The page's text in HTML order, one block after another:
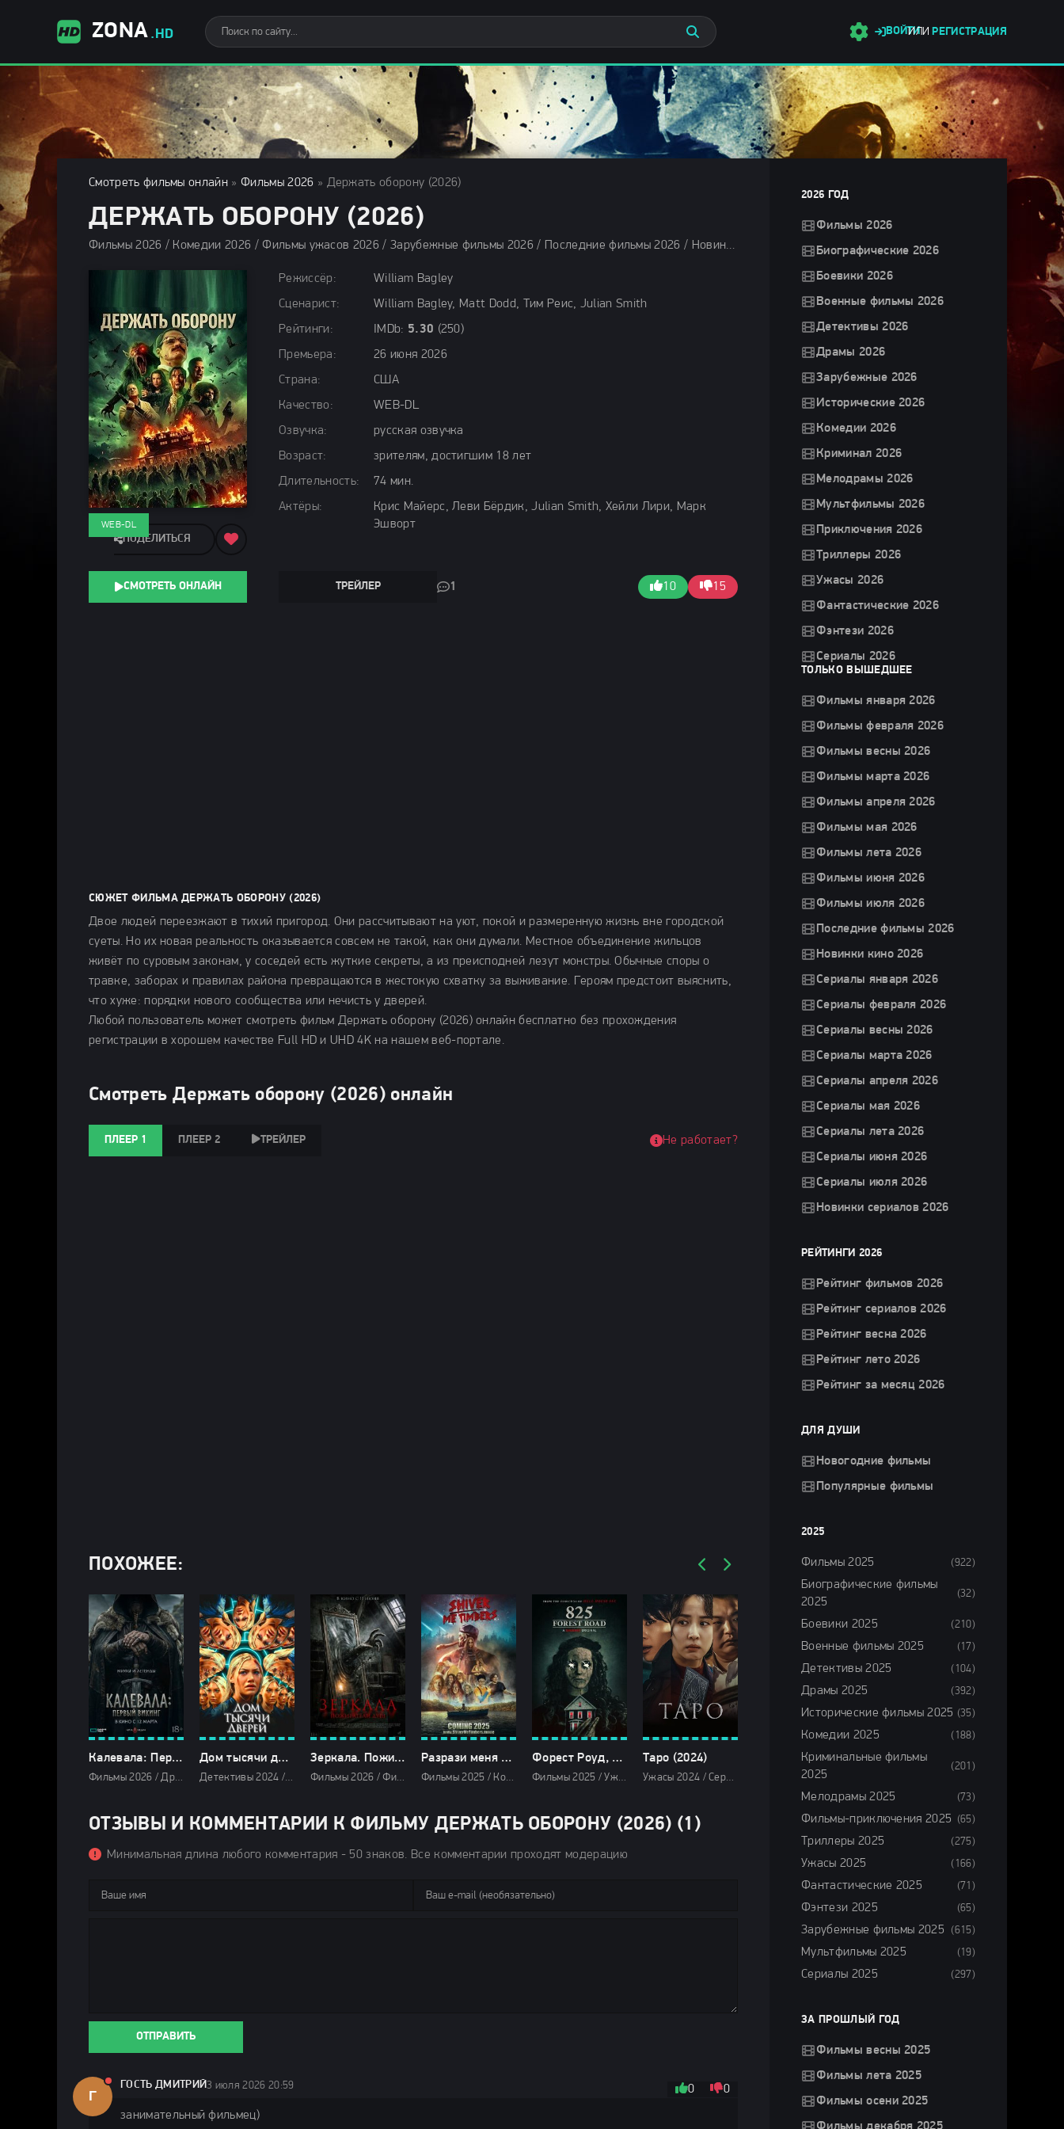
ZONA .HD ВОЙТИ
ИЛИ РЕГИСТРАЦИЯ
Смотреть фильмы онлайн » Фильмы 2026 » Держать оборону (2026)
ДЕРЖАТЬ ОБОРОНУ (2026)
Фильмы 2026 / Комедии 2026 / Фильмы ужасов 2026 / Зарубежные фильмы 2026 / Последние фильмы 2026 / Новинки кино 2026 / Фильмы июня 2026 / Фильмы лета 2026 / Смотреть фильмы онлайн
Режиссёр:
William Bagley
Сценарист:
William Bagley, Matt Dodd, Тим Реис, Julian Smith
Рейтинги:
IMDb: 5.30 (250)
Премьера:
26 июня 2026
Страна:
США
Качество:
WEB-DL
Озвучка:
русская озвучка
Возраст:
зрителям, достигшим 18 лет
Длительность:
74 мин.
Актёры:
Крис Майерс, Леви Бёрдик, Julian Smith, Хейли Лири, Марк
Эшворт
ТРЕЙЛЕР 1 10 15
WEB-DL
ПОДЕЛИТЬСЯ
СМОТРЕТЬ ОНЛАЙН
СЮЖЕТ ФИЛЬМА ДЕРЖАТЬ ОБОРОНУ (2026)
Двое людей переезжают в тихий пригород. Они рассчитывают на уют, покой и размеренную жизнь вне городской
суеты. Но их новая реальность оказывается совсем не такой, как они думали. Местное объединение жильцов
живёт по суровым законам, у соседей есть жуткие секреты, а из преисподней лезут монстры. Обычные споры о
травке, заборах и правилах района превращаются в жестокую схватку за выживание. Героям предстоит выяснить,
что хуже: порядки нового сообщества или нечисть у дверей.
Любой пользователь может смотреть фильм Держать оборону (2026) онлайн бесплатно без прохождения
регистрации в хорошем качестве Full HD и UHD 4K на нашем веб-портале.
Смотреть Держать оборону (2026) онлайн
ПЛЕЕР 1 ПЛЕЕР 2 ТРЕЙЛЕР Не работает?
ПОХОЖЕЕ:
Калевала: Первый викинг (2026)
Фильмы 2026 / Драмы 2026 / Исторические фильмы 2026 / Фильмы марта 2026 / Новинки кино 2026 / Последние фильмы 2026 / Зарубежные фильмы 2026 / Фильмы весны 2026 / Смотреть фильмы онлайн
Дом тысячи дверей (2024)
Детективы 2024 / Триллеры 2024 / Ужасы 2024 / Зарубежные фильмы 2024 / Новинки кино 2024 / Последние фильмы 2024 / Фильмы осени 2024 / Фильмы 4K / Фильмы 2024 / Смотреть фильмы онлайн
Зеркала. Пожиратели душ (2026)
Фильмы 2026 / Фильмы ужасов 2026 / Зарубежные фильмы 2026 / Последние фильмы 2026 / Новинки кино 2026 / Фильмы мая 2026 / Фильмы июня 2026 / Фильмы лета 2026 / Фильмы весны 2026 / Смотреть фильмы онлайн
Разрази меня гром (2025)
Фильмы 2025 / Комедии 2025 / Ужасы 2025 / Зарубежные фильмы 2025 / Новинки кино 2025 / Последние фильмы 2025 / Смотреть фильмы онлайн
Форест Роуд, 825 (2025)
Фильмы 2025 / Ужасы 2025 / Зарубежные фильмы 2025 / Фильмы весны 2025 / Новинки кино 2025 / Последние фильмы 2025 / Смотреть фильмы онлайн
Таро (2024)
Ужасы 2024 / Сериалы 2024 / Новинки сериалов 2024 / Дорамы / Фильмы 2024 / Смотреть фильмы онлайн
ОТЗЫВЫ И КОММЕНТАРИИ К ФИЛЬМУ ДЕРЖАТЬ ОБОРОНУ (2026) (1)
Минимальная длина любого комментария - 50 знаков. Все комментарии проходят модерацию
ОТПРАВИТЬ
Г
ГОСТЬ ДМИТРИЙ3 июля 2026 20:59 0 0
занимательный фильмец)
2026 ГОД
Фильмы 2026
Биографические 2026
Боевики 2026
Военные фильмы 2026
Детективы 2026
Драмы 2026
Зарубежные 2026
Исторические 2026
Комедии 2026
Криминал 2026
Мелодрамы 2026
Мультфильмы 2026
Приключения 2026
Триллеры 2026
Ужасы 2026
Фантастические 2026
Фэнтези 2026
Сериалы 2026
ТОЛЬКО ВЫШЕДШЕЕ
Фильмы января 2026
Фильмы февраля 2026
Фильмы весны 2026
Фильмы марта 2026
Фильмы апреля 2026
Фильмы мая 2026
Фильмы лета 2026
Фильмы июня 2026
Фильмы июля 2026
Последние фильмы 2026
Новинки кино 2026
Сериалы января 2026
Сериалы февраля 2026
Сериалы весны 2026
Сериалы марта 2026
Сериалы апреля 2026
Сериалы мая 2026
Сериалы лета 2026
Сериалы июня 2026
Сериалы июля 2026
Новинки сериалов 2026
РЕЙТИНГИ 2026
Рейтинг фильмов 2026
Рейтинг сериалов 2026
Рейтинг весна 2026
Рейтинг лето 2026
Рейтинг за месяц 2026
ДЛЯ ДУШИ
Новогодние фильмы
Популярные фильмы
2025
Фильмы 2025 (922)
Биографические фильмы
2025
(32)
Боевики 2025 (210)
Военные фильмы 2025 (17)
Детективы 2025 (104)
Драмы 2025 (392)
Исторические фильмы 2025 (35)
Комедии 2025 (188)
Криминальные фильмы
2025
(201)
Мелодрамы 2025 (73)
Фильмы-приключения 2025 (65)
Триллеры 2025 (275)
Ужасы 2025 (166)
Фантастические 2025 (71)
Фэнтези 2025 (65)
Зарубежные фильмы 2025 (615)
Мультфильмы 2025 (19)
Сериалы 2025 (297)
ЗА ПРОШЛЫЙ ГОД
Фильмы весны 2025
Фильмы лета 2025
Фильмы осени 2025